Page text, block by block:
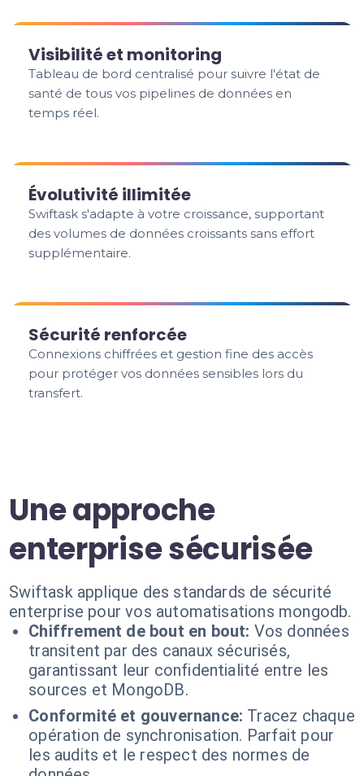
Visibilité et monitoring
Tableau de bord centralisé pour suivre l'état de
santé de tous vos pipelines de données en
temps réel.
Évolutivité illimitée
Swiftask s'adapte à votre croissance, supportant
des volumes de données croissants sans effort
supplémentaire.
Sécurité renforcée
Connexions chiffrées et gestion fine des accès
pour protéger vos données sensibles lors du
transfert.
Une approche
enterprise sécurisée
Swiftask applique des standards de sécurité
enterprise pour vos automatisations mongodb.
Chiffrement de bout en bout: Vos données
transitent par des canaux sécurisés,
garantissant leur confidentialité entre les
sources et MongoDB.
Conformité et gouvernance: Tracez chaque
opération de synchronisation. Parfait pour
les audits et le respect des normes de